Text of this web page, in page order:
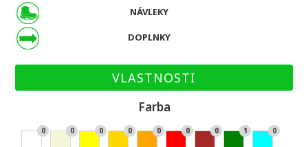
NÁVLEKY
DOPLNKY
VLASTNOSTI
Farba
0 0 0 0 0 0 0 1 0